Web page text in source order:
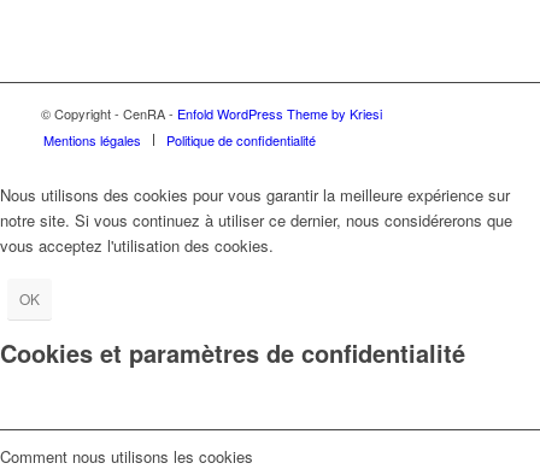
© Copyright - CenRA - Enfold WordPress Theme by Kriesi
Mentions légales
Politique de confidentialité
Nous utilisons des cookies pour vous garantir la meilleure expérience sur
notre site. Si vous continuez à utiliser ce dernier, nous considérerons que
vous acceptez l'utilisation des cookies.
OK
Cookies et paramètres de confidentialité
Comment nous utilisons les cookies